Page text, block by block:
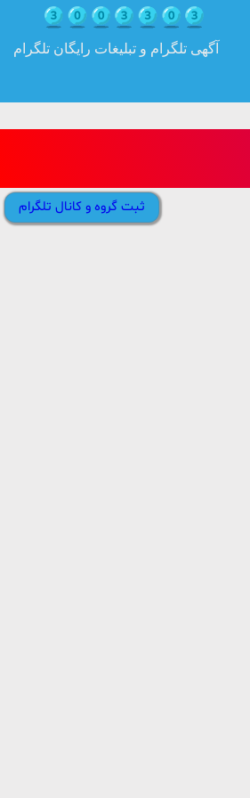
آگهی تلگرام و تبلیغات رایگان تلگرام
ثبت گروه و کانال تلگرام